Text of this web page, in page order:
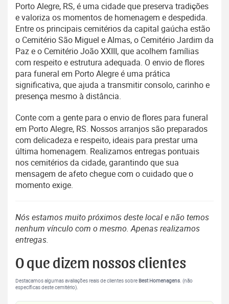
Porto Alegre, RS, é uma cidade que preserva tradições
e valoriza os momentos de homenagem e despedida.
Entre os principais cemitérios da capital gaúcha estão
o Cemitério São Miguel e Almas, o Cemitério Jardim da
Paz e o Cemitério João XXIII, que acolhem famílias
com respeito e estrutura adequada. O envio de flores
para funeral em Porto Alegre é uma prática
significativa, que ajuda a transmitir consolo, carinho e
presença mesmo à distância.
Conte com a gente para o envio de flores para funeral
em Porto Alegre, RS. Nossos arranjos são preparados
com delicadeza e respeito, ideais para prestar uma
última homenagem. Realizamos entregas pontuais
nos cemitérios da cidade, garantindo que sua
mensagem de afeto chegue com o cuidado que o
momento exige.
Nós estamos muito próximos deste local e não temos
nenhum vínculo com o mesmo. Apenas realizamos
entregas.
O que dizem nossos clientes
Destacamos algumas avaliações reais de clientes sobre Best Homenagens. (não
específicas deste cemitério).